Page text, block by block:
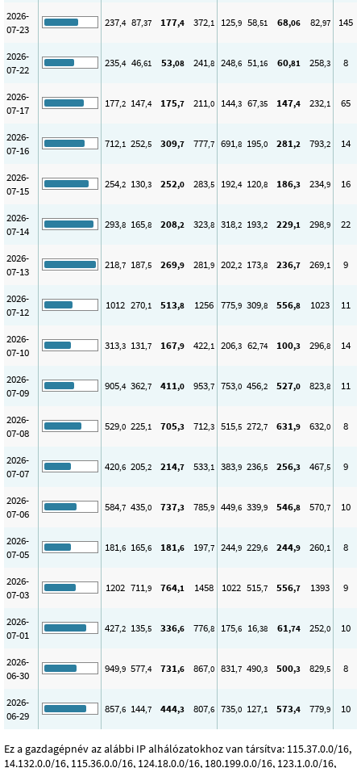
2026-
07-23
237,4 87,37 177,4 372,1 125,9 58,51 68,06 82,97 145
2026-
07-22
235,4 46,61 53,08 241,8 248,6 51,16 60,81 258,3 8
2026-
07-17
177,2 147,4 175,7 211,0 144,3 67,35 147,4 232,1 65
2026-
07-16
712,1 252,5 309,7 777,7 691,8 195,0 281,2 793,2 14
2026-
07-15
254,2 130,3 252,0 283,5 192,4 120,8 186,3 234,9 16
2026-
07-14
293,8 165,8 208,2 323,8 318,2 193,2 229,1 298,9 22
2026-
07-13
218,7 187,5 269,9 281,9 202,2 173,8 236,7 269,1 9
2026-
07-12
1012 270,1 513,8 1256 775,9 309,8 556,8 1023 11
2026-
07-10
313,3 131,7 167,9 422,1 206,3 62,74 100,3 296,8 14
2026-
07-09
905,4 362,7 411,0 953,7 753,0 456,2 527,0 823,8 11
2026-
07-08
529,0 225,1 705,3 712,3 515,5 272,7 631,9 632,0 8
2026-
07-07
420,6 205,2 214,7 533,1 383,9 236,5 256,3 467,5 9
2026-
07-06
584,7 435,0 737,3 785,9 449,6 339,9 546,8 570,7 10
2026-
07-05
181,6 165,6 181,6 197,7 244,9 229,6 244,9 260,1 8
2026-
07-03
1202 711,9 764,1 1458 1022 515,7 556,7 1393 9
2026-
07-01
427,2 135,5 336,6 776,8 175,6 16,38 61,74 252,0 10
2026-
06-30
949,9 577,4 731,6 867,0 831,7 490,3 500,3 829,5 8
2026-
06-29
857,6 144,7 444,3 807,6 735,0 127,1 573,4 779,9 10
Ez a gazdagépnév az alábbi IP alhálózatokhoz van társítva: 115.37.0.0/16,
14.132.0.0/16, 115.36.0.0/16, 124.18.0.0/16, 180.199.0.0/16, 123.1.0.0/16,